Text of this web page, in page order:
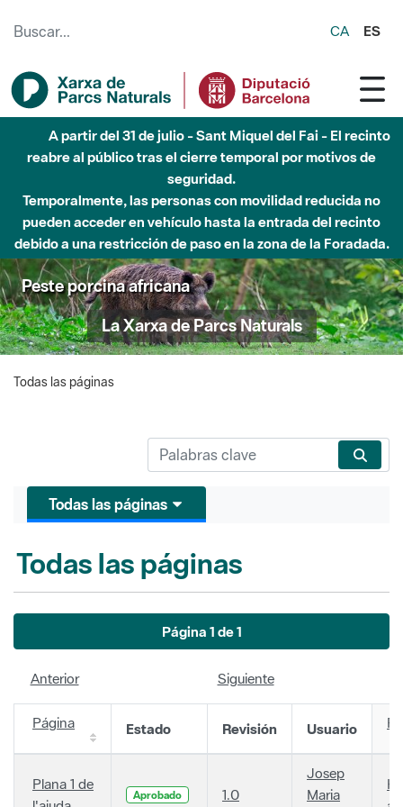
CA ES
A partir del 31 de julio - Sant Miquel del Fai - El recinto
reabre al público tras el cierre temporal por motivos de
seguridad.
Temporalmente, las personas con movilidad reducida no
pueden acceder en vehículo hasta la entrada del recinto
debido a una restricción de paso en la zona de la Foradada.
Peste porcina africana
La Xarxa de Parcs Naturals
Todas las páginas
Todas las páginas
Todas las páginas
Página 1 de 1
Anterior Siguiente
Página Estado Revisión Usuario
Plana 1 de
Aprobado 1.0
Josep
Maria